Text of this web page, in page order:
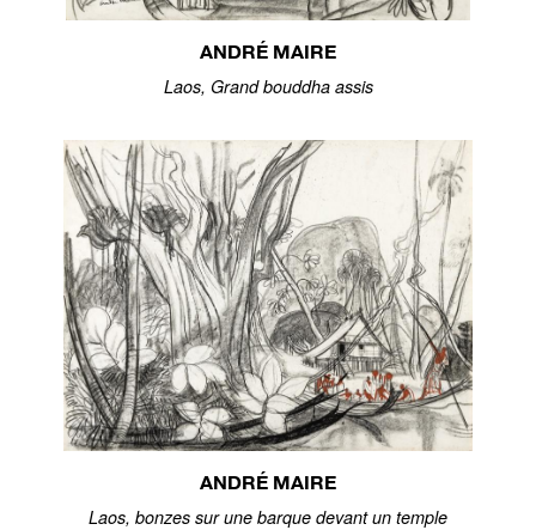
ANDRÉ MAIRE
Laos, Grand bouddha assis
ANDRÉ MAIRE
Laos, bonzes sur une barque devant un temple